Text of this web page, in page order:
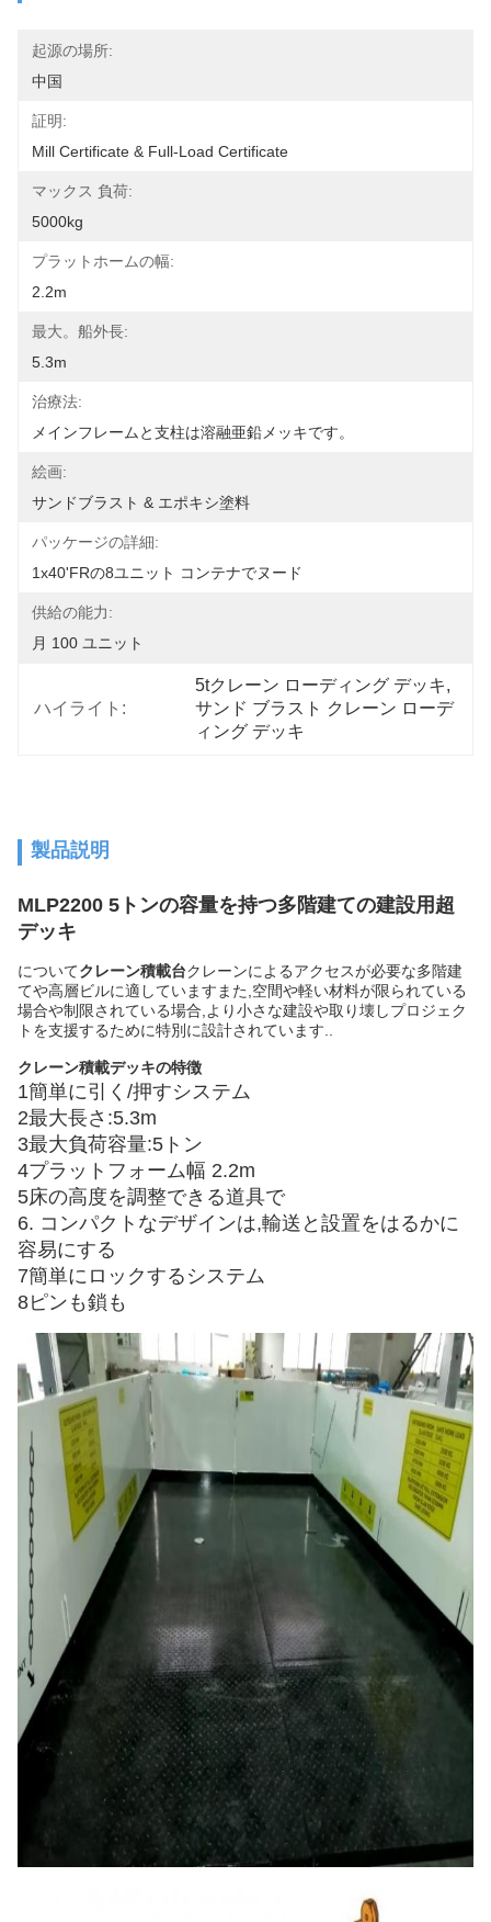
起源の場所:
中国
証明:
Mill Certificate & Full-Load Certificate
マックス 負荷:
5000kg
プラットホームの幅:
2.2m
最大。船外長:
5.3m
治療法:
メインフレームと支柱は溶融亜鉛メッキです。
絵画:
サンドブラスト & エポキシ塗料
パッケージの詳細:
1x40'FRの8ユニット コンテナでヌード
供給の能力:
月 100 ユニット
ハイライト:
5tクレーン ローディング デッキ
サンド ブラスト クレーン ローデ
ィング デッキ
製品説明
MLP2200 5トンの容量を持つ多階建ての建設用超
デッキ
についてクレーン積載台クレーンによるアクセスが必要な多階建
てや高層ビルに適していますまた,空間や軽い材料が限られている
場合や制限されている場合,より小さな建設や取り壊しプロジェク
トを支援するために特別に設計されています..
クレーン積載デッキの特徴
1簡単に引く/押すシステム
2最大長さ:5.3m
3最大負荷容量:5トン
4プラットフォーム幅 2.2m
5床の高度を調整できる道具で
6. コンパクトなデザインは,輸送と設置をはるかに
容易にする
7簡単にロックするシステム
8ピンも鎖も